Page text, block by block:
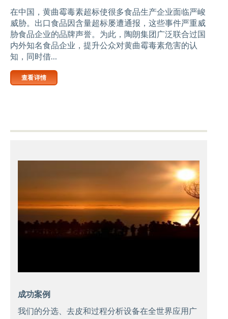
在中国，黄曲霉毒素超标使很多食品生产企业面临严峻
威胁。出口食品因含量超标屡遭通报，这些事件严重威
胁食品企业的品牌声誉。为此，陶朗集团广泛联合过国
内外知名食品企业，提升公众对黄曲霉毒素危害的认
知，同时借…
查看详情
成功案例
我们的分选、去皮和过程分析设备在全世界应用广